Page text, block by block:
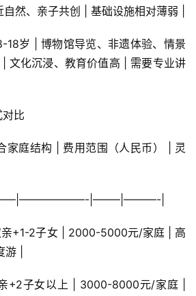
然、亲子共创 | 基础设施相对薄弱 |
18岁 | 博物馆导览、非遗体验、情景
文化沉浸、教育价值高 | 需要专业讲
比
家庭结构 | 费用范围（人民币） | 灵
|——–|———-|
亲+1-2子女 | 2000-5000元/家庭 | 高
|
+2子女以上 | 3000-8000元/家庭 |